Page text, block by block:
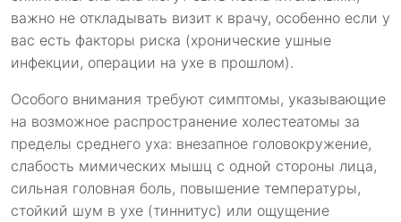
важно не откладывать визит к врачу, особенно если у
вас есть факторы риска (хронические ушные
инфекции, операции на ухе в прошлом).
Особого внимания требуют симптомы, указывающие
на возможное распространение холестеатомы за
пределы среднего уха: внезапное головокружение,
слабость мимических мышц с одной стороны лица,
сильная головная боль, повышение температуры,
стойкий шум в ухе (тиннитус) или ощущение